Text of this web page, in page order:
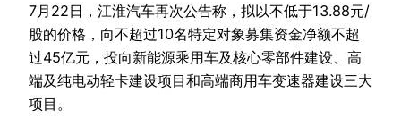
7月22日，江淮汽车再次公告称，拟以不低于13.88元/
股的价格，向不超过10名特定对象募集资金净额不超
过45亿元，投向新能源乘用车及核心零部件建设、高
端及纯电动轻卡建设项目和高端商用车变速器建设三大
项目。